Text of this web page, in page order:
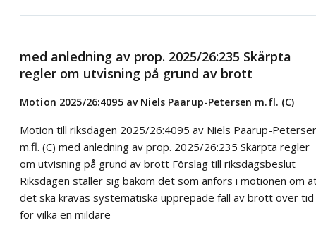
med anledning av prop. 2025/26:235 Skärpta
regler om utvisning på grund av brott
Motion 2025/26:4095 av Niels Paarup-Petersen m.fl. (C)
Motion till riksdagen 2025/26:4095 av Niels Paarup-
m.fl. (C) med anledning av prop. 2025/26:235 Skärpta regler
om utvisning på grund av brott Förslag till riksdagsbeslut
Riksdagen ställer sig bakom det som anförs i motionen om
det ska krävas systematiska upprepade fall av brott över tid
för vilka en mildare